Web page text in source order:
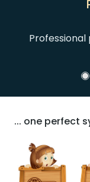
... one perfect